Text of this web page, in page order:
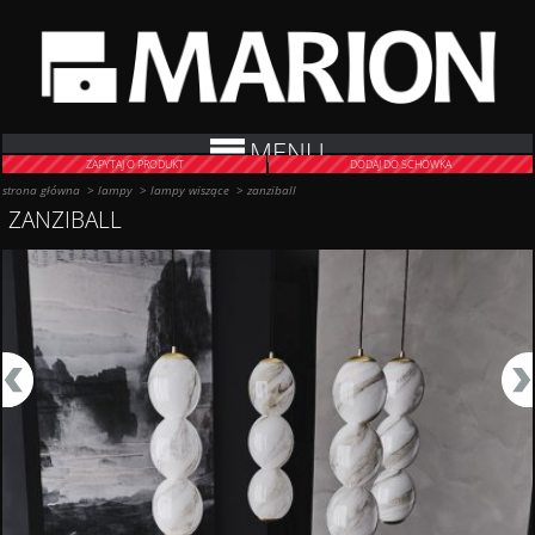
MENU
ZAPYTAJ O PRODUKT DODAJ DO SCHOWKA
strona główna >lampy >lampy wiszące >zanziball
ZANZIBALL